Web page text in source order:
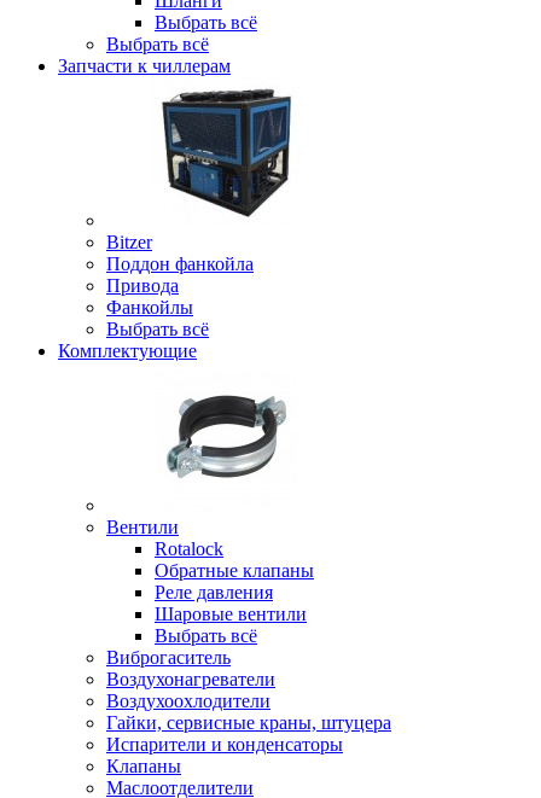
Выбрать всё
Выбрать всё
Запчасти к чиллерам
Bitzer
Поддон фанкойла
Привода
Фанкойлы
Выбрать всё
Комплектующие
Вентили
Rotalock
Обратные клапаны
Реле давления
Шаровые вентили
Выбрать всё
Виброгаситель
Воздухонагреватели
Воздухоохлодители
Гайки, сервисные краны, штуцера
Испарители и конденсаторы
Клапаны
Маслоотделители